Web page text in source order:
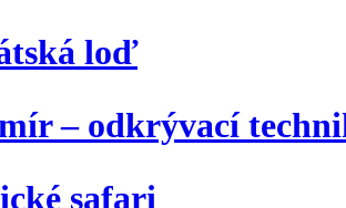
loď
– odkrývací
safari